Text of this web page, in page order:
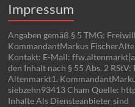
Impressum
Angaben gemäß § 5 TMG:
KommandantMarkus
Kontakt: E-Mail:
den Inhalt nach § 55 Abs. 2
Altenmarkt1.
siebzehn93413 Cham Quelle:
Inhalte Als Diensteanbieter sind